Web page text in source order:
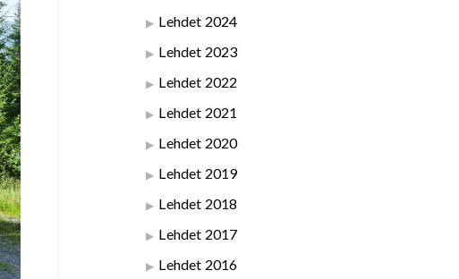
Lehdet 2024
Lehdet 2023
Lehdet 2022
Lehdet 2021
Lehdet 2020
Lehdet 2019
Lehdet 2018
Lehdet 2017
Lehdet 2016